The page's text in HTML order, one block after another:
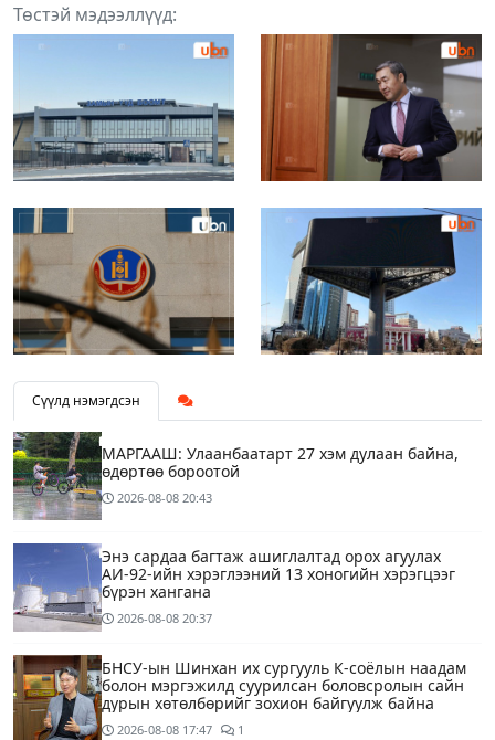
Төстэй мэдээллүүд:
Сүүлд нэмэгдсэн
МАРГААШ: Улаанбаатарт 27 хэм дулаан байна,
өдөртөө бороотой
2026-08-08 20:43
Энэ сардаа багтаж ашиглалтад орох агуулах
АИ-92-ийн хэрэглээний 13 хоногийн хэрэгцээг
бүрэн хангана
2026-08-08 20:37
БНСУ-ын Шинхан их сургууль К-соёлын наадам
болон мэргэжилд суурилсан боловсролын сайн
дурын хөтөлбөрийг зохион байгуулж байна
2026-08-08 17:47 1